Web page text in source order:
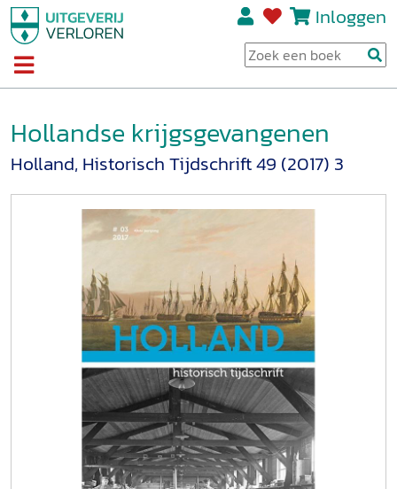
Inloggen
Hollandse krijgsgevangenen
Holland, Historisch Tijdschrift 49 (2017) 3